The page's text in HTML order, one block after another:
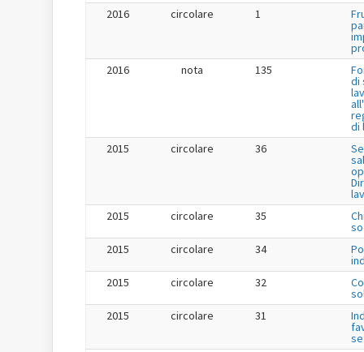
2016
circolare 1
2016
nota 135
di
di
2015
circolare 36
2015
circolare 35
2015
circolare 34
2015
circolare 32
2015
circolare 31